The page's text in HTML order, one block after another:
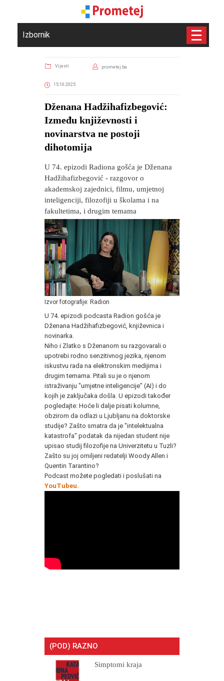
Izbornik
Vijesti prometej.ba
15.10.2025
Dženana Hadžihafizbegović:
Između književnosti i
novinarstva ne postoji
dihotomija
U 74. epizodi Radiona gošća je Dženana
Hadžihafizbegović - razgovor o
akademskoj zajednici, filmu, umjetnoj
inteligenciji, filozofiji u školama i na
fakultetima, i drugim temama
Izvor fotografije: Radion
U 74. epizodi podcasta Radion gošća je
Dženana Hadžihafizbegović, književnica i
novinarka.
Niho i Zlatko s Dženanom su razgovarali o
upotrebi rodno senzitivnog jezika, njenom
iskustvu rada na elektronskim medijima i
drugim temama. Pitali su je o njenom
istraživanju "umjetne inteligencije" (AI) i do
kojih je zaključaka došla. U epizodi također
pogledajte: Hoće li dalje pisati kolumne,
obzirom da odlazi u Ljubljanu na doktorske
studije? Zašto smatra da je "intelektualna
katastrofa" podatak da nijedan student nije
upisao studij filozofije na Univerzitetu u Tuzli?
Zašto su joj omiljeni redatelji Woody Allen i
Quentin Tarantino?
Podcast možete pogledati i poslušati na
YouTubeu
(POD) RAZNO
Simptomi kraja